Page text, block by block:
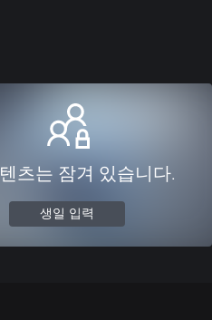
츠는 잠겨 있습니다.
생일 입력